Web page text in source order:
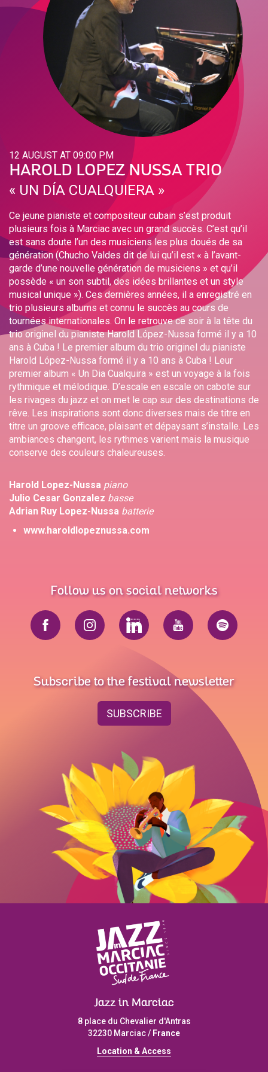
12 AUGUST AT 09:00 PM
HAROLD LOPEZ NUSSA TRIO
« UN DÍA CUALQUIERA »
Ce jeune pianiste et compositeur cubain s’est produit
plusieurs fois à Marciac avec un grand succès. C’est qu’il
est sans doute l’un des musiciens les plus doués de sa
génération (Chucho Valdes dit de lui qu’il est « à l’avant-
garde d’une nouvelle génération de musiciens » et qu’il
possède « un son subtil, des idées brillantes et un style
musical unique »). Ces dernières années, il a enregistré en
trio plusieurs albums et connu le succès au cours de
tournées internationales. On le retrouve ce soir à la tête du
trio originel du pianiste Harold López-Nussa formé il y a 10
ans à Cuba ! Le premier album du trio originel du pianiste
Harold López-Nussa formé il y a 10 ans à Cuba ! Leur
premier album « Un Dia Cualquira » est un voyage à la fois
rythmique et mélodique. D’escale en escale on cabote sur
les rivages du jazz et on met le cap sur des destinations de
rêve. Les inspirations sont donc diverses mais de titre en
titre un groove efficace, plaisant et dépaysant s’installe. Les
ambiances changent, les rythmes varient mais la musique
conserve des couleurs chaleureuses.
Harold Lopez-Nussa piano
Julio Cesar Gonzalez​ basse
Adrian Ruy Lopez-Nussa batterie
www.haroldlopeznussa.com
Follow us on social networks
Subscribe to the festival newsletter
SUBSCRIBE
Jazz in Marciac
8 place du Chevalier d'Antras
32230 Marciac / France
Location & Access